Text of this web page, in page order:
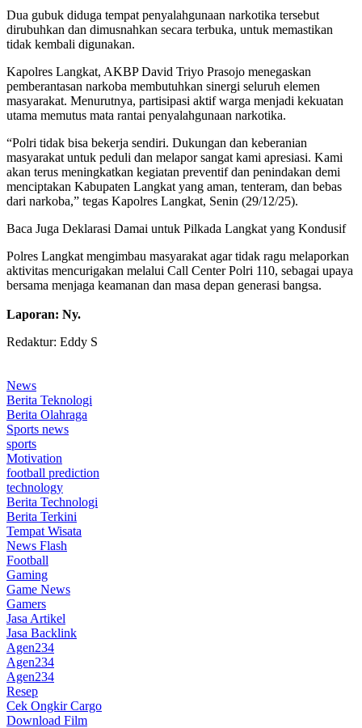
Dua gubuk diduga tempat penyalahgunaan narkotika tersebut
dirubuhkan dan dimusnahkan secara terbuka, untuk memastikan
tidak kembali digunakan.
Kapolres Langkat, AKBP David Triyo Prasojo menegaskan
pemberantasan narkoba membutuhkan sinergi seluruh elemen
masyarakat. Menurutnya, partisipasi aktif warga menjadi kekuatan
utama memutus mata rantai penyalahgunaan narkotika.
“Polri tidak bisa bekerja sendiri. Dukungan dan keberanian
masyarakat untuk peduli dan melapor sangat kami apresiasi. Kami
akan terus meningkatkan kegiatan preventif dan penindakan demi
menciptakan Kabupaten Langkat yang aman, tenteram, dan bebas
dari narkoba,” tegas Kapolres Langkat, Senin (29/12/25).
Baca Juga Deklarasi Damai untuk Pilkada Langkat yang Kondusif
Polres Langkat mengimbau masyarakat agar tidak ragu melaporkan
aktivitas mencurigakan melalui Call Center Polri 110, sebagai upaya
bersama menjaga keamanan dan masa depan generasi bangsa.
Laporan: Ny.
Redaktur: Eddy S
News
Berita Teknologi
Berita Olahraga
Sports news
sports
Motivation
football prediction
technology
Berita Technologi
Berita Terkini
Tempat Wisata
News Flash
Football
Gaming
Game News
Gamers
Jasa Artikel
Jasa Backlink
Agen234
Agen234
Agen234
Resep
Cek Ongkir Cargo
Download Film